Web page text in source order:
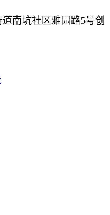
南坑社区雅园路5号创